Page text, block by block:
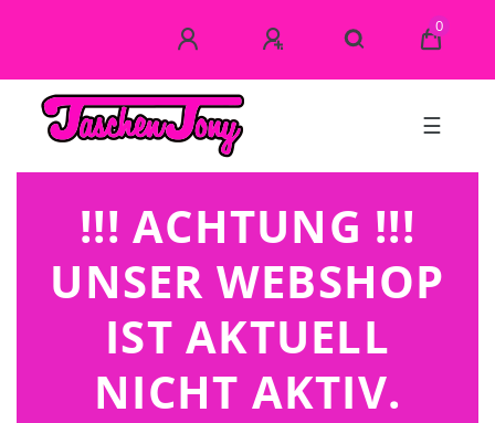
0
☰
!!! ACHTUNG !!!
UNSER WEBSHOP
IST AKTUELL
NICHT AKTIV.